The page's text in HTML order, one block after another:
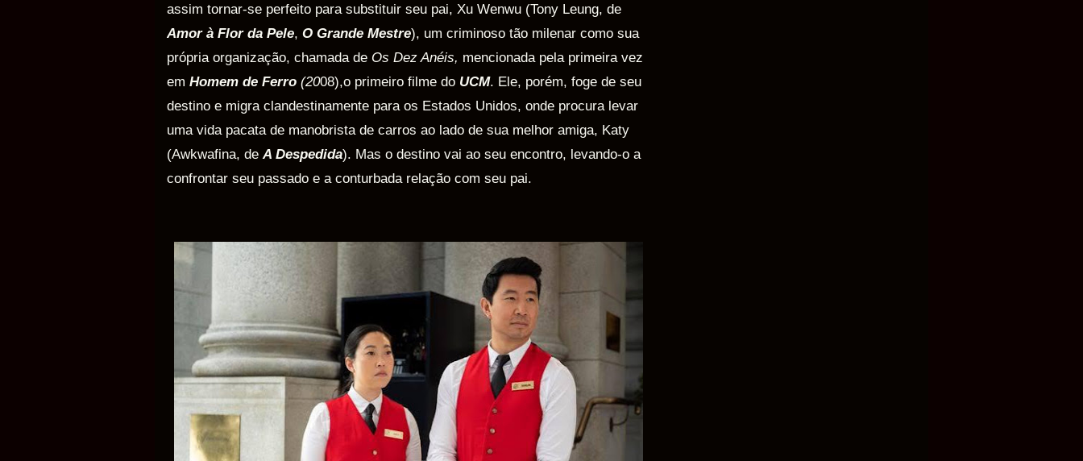
assim tornar-se perfeito para substituir seu pai, Xu Wenwu (Tony Leung, de
Amor à Flor da Pele, O Grande Mestre), um criminoso tão milenar como sua
própria organização, chamada de Os Dez Anéis, mencionada pela primeira vez
em Homem de Ferro (2008),o primeiro filme do UCM. Ele, porém, foge de seu
destino e migra clandestinamente para os Estados Unidos, onde procura levar
uma vida pacata de manobrista de carros ao lado de sua melhor amiga, Katy
(Awkwafina, de A Despedida). Mas o destino vai ao seu encontro, levando-o a
confrontar seu passado e a conturbada relação com seu pai.